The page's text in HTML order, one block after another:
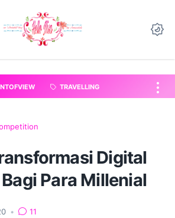
TRAVELLING
Digital
Para Millenial
•
11